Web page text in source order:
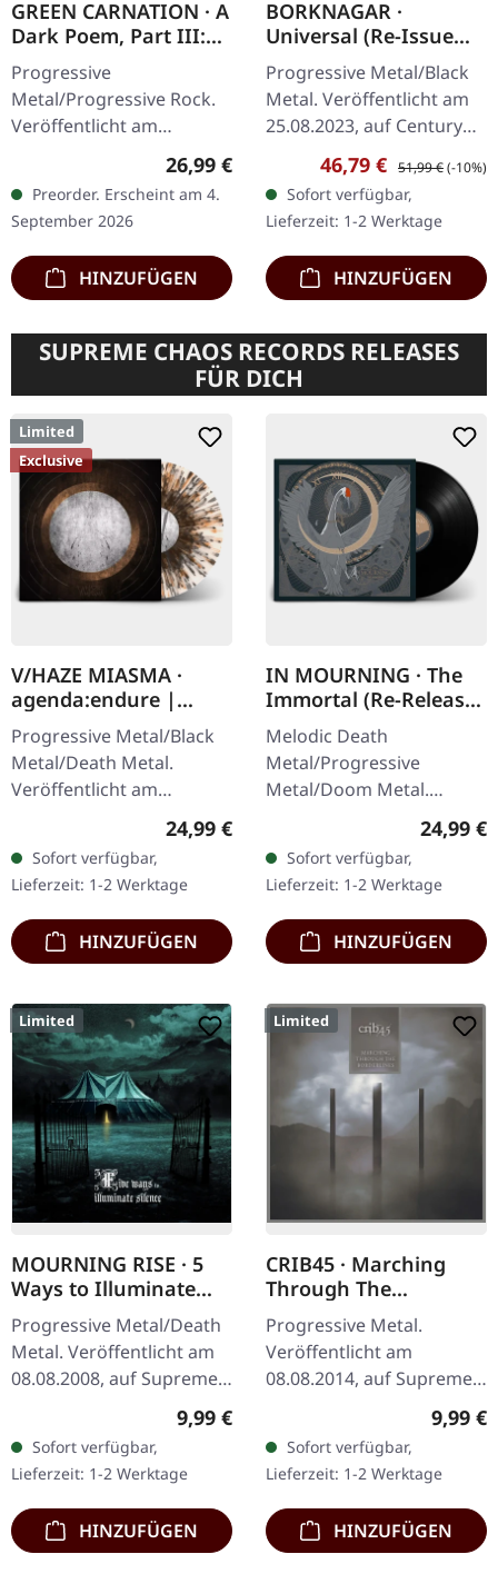
GREEN CARNATION · A
Dark Poem, Part III:
The Messiah Complex
| BLACK LP
Progressive
Metal/Progressive Rock.
Veröffentlicht am
04.09.2026, auf Season Of
Mist. Schwarzes Vinyl im
Deluxe-Gatefold-Cover
mit…
Regulärer Preis:
26,99 €
Preorder. Erscheint am 4.
September 2026
HINZUFÜGEN
BORKNAGAR ·
Universal (Re-Issue
2023) | WHITE 2LP
Progressive Metal/Black
Metal. Veröffentlicht am
25.08.2023, auf Century
Media Records. Weißes
Doppel-Vinyl im Gatefold-
Cover. Die norwegischen…
Verkaufspreis:
46,79 € Regulärer Preis:
51,99 €(-10%)
Sofort verfügbar,
Lieferzeit: 1-2 Werktage
HINZUFÜGEN
SUPREME CHAOS RECORDS RELEASES
FÜR DICH
Limited
Exclusive
V/HAZE MIASMA ·
agenda:endure |
SPLATTER LP
Progressive Metal/Black
Metal/Death Metal.
Veröffentlicht am
08.12.2023, auf Supreme
Chaos Records. SCR
Exklusives Ultra
Clear/Silber/Gold/Schwar
z…
Regulärer Preis:
24,99 €
Sofort verfügbar,
Lieferzeit: 1-2 Werktage
HINZUFÜGEN
IN MOURNING · The
Immortal (Re-Release)
| BLACK LP
Melodic Death
Metal/Progressive
Metal/Doom Metal.
27.03.2026, auf Supreme
Chaos Records.
Schwarzes Vinyl mit
Insert. Zweite Auflage…
24,99 €
Sofort verfügbar,
Lieferzeit: 1-2 Werktage
HINZUFÜGEN
Limited
MOURNING RISE · 5
Ways to Illuminate
Silence | DIGIPAK CD
Progressive Metal/Death
Metal. Veröffentlicht am
08.08.2008, auf Supreme
Chaos Records. Limitierte
CD-Version im DigiPak mit
12-seitgem Booklet.…
Regulärer Preis:
9,99 €
Sofort verfügbar,
Lieferzeit: 1-2 Werktage
HINZUFÜGEN
Limited
CRIB45 · Marching
Through The
Borderlines | DIGIPAK
CD
Progressive Metal.
Veröffentlicht am
08.08.2014, auf Supreme
Chaos Records. Limitierte
CD im DigiPak. CRIB45 aus
Finnland sind ein kleiner
Geheimtipp…
9,99 €
Sofort verfügbar,
Lieferzeit: 1-2 Werktage
HINZUFÜGEN